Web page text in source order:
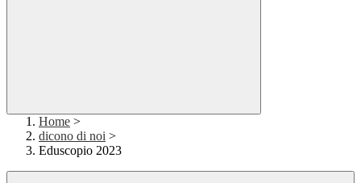
Home >
dicono di noi >
Eduscopio 2023